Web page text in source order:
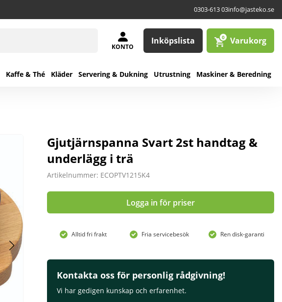
0303-613 03info@jasteko.se
KONTO
Inköpslista 0 Varukorg
Kaffe & Thé Kläder Servering & Dukning Utrustning Maskiner & Beredning
Gjutjärnspanna Svart 2st handtag &
underlägg i trä
Artikelnummer: ECOPTV1215K4
Logga in för priser
Alltid fri frakt Fria servicebesök Ren disk-garanti
Kontakta oss för personlig rådgivning!
Vi har gedigen kunskap och erfarenhet.